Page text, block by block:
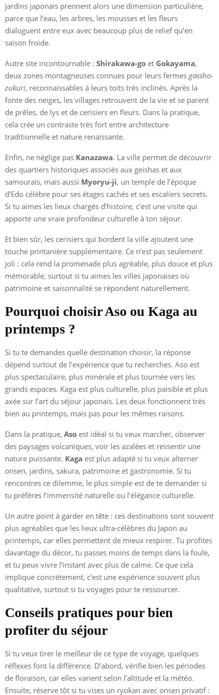
jardins japonais prennent alors une dimension particulière,
parce que l’eau, les arbres, les mousses et les fleurs
dialoguent entre eux avec beaucoup plus de relief qu’en
saison froide.
Autre site incontournable : Shirakawa-go et Gokayama,
deux zones montagneuses connues pour leurs fermes gassho-
zukuri, reconnaissables à leurs toits très inclinés. Après la
fonte des neiges, les villages retrouvent de la vie et se parent
de prêles, de lys et de cerisiers en fleurs. Dans la pratique,
cela crée un contraste très fort entre architecture
traditionnelle et nature renaissante.
Enfin, ne néglige pas Kanazawa. La ville permet de découvrir
des quartiers historiques associés aux geishas et aux
samouraïs, mais aussi Myoryu-ji, un temple de l’époque
d’Edo célèbre pour ses étages cachés et ses escaliers secrets.
Si tu aimes les lieux chargés d’histoire, c’est une visite qui
apporte une vraie profondeur culturelle à ton séjour.
Et bien sûr, les cerisiers qui bordent la ville ajoutent une
touche printanière supplémentaire. Ce n’est pas seulement
joli : cela rend la promenade plus agréable, plus douce et plus
mémorable, surtout si tu aimes les villes japonaises où
patrimoine et saisonnalité se répondent naturellement.
Pourquoi choisir Aso ou Kaga au
printemps ?
Si tu te demandes quelle destination choisir, la réponse
dépend surtout de l’expérience que tu recherches. Aso est
plus spectaculaire, plus minérale et plus tournée vers les
grands espaces. Kaga est plus culturelle, plus paisible et plus
axée sur l’art du séjour japonais. Les deux fonctionnent très
bien au printemps, mais pas pour les mêmes raisons.
Dans la pratique, Aso est idéal si tu veux marcher, observer
des paysages volcaniques, voir les azalées et ressentir une
nature puissante. Kaga est plus adapté si tu veux alterner
onsen, jardins, sakura, patrimoine et gastronomie. Si tu
rencontres ce dilemme, le plus simple est de te demander si
tu préfères l’immensité naturelle ou l’élégance culturelle.
Un autre point à garder en tête : ces destinations sont souvent
plus agréables que les lieux ultra-célèbres du Japon au
printemps, car elles permettent de mieux respirer. Tu profites
davantage du décor, tu passes moins de temps dans la foule,
et tu peux vivre l’instant avec plus de calme. Ce que cela
implique concrètement, c’est une expérience souvent plus
qualitative, surtout si tu voyages pour te ressourcer.
Conseils pratiques pour bien
profiter du séjour
Si tu veux tirer le meilleur de ce type de voyage, quelques
réflexes font la différence. D’abord, vérifie bien les périodes
de floraison, car elles varient selon l’altitude et la météo.
Ensuite, réserve tôt si tu vises un ryokan avec onsen privatif :